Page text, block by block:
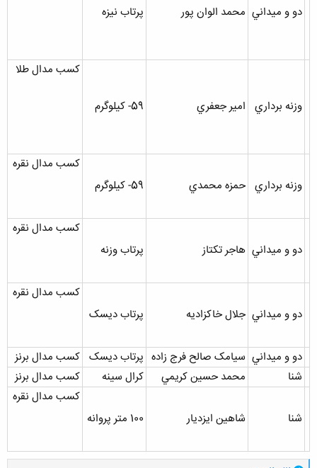
دو و ميداني محمد الوان پور پرتاب نيزه
وزنه برداري امير جعفري 59- کيلوگرم
کسب مدال طلا
وزنه برداري حمزه محمدي 59- کيلوگرم
کسب مدال نقره
دو و ميداني هاجر تکتاز پرتاب وزنه
کسب مدال نقره
دو و ميداني جلال خاکزاديه پرتاب ديسک
کسب مدال نقره
دو و ميداني سيامک صالح فرج زاده پرتاب ديسک کسب مدال برنز
شنا
محمد حسين کريمي کرال سينه کسب مدال برنز
شنا شاهين ايزديار 100 متر پروانه
کسب مدال نقره